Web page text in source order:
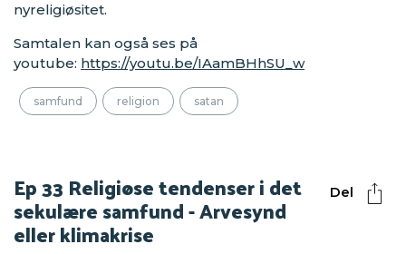
nyreligiøsitet.
Samtalen kan også ses på
youtube: https://youtu.be/IAamBHhSU_w
samfund religion satan
Del
Ep 33 Religiøse tendenser i det
sekulære samfund - Arvesynd
eller klimakrise